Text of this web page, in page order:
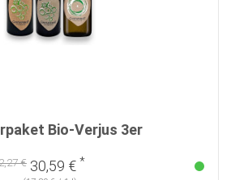
Bio-Verjus 3er
€ 30,59 € *